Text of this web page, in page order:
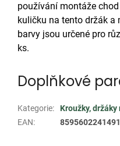
používání montáže
kuličku na tento držák a
barvy jsou určené pro
ks.
Doplňkové
Kategorie:
Kroužky, držáky
EAN: 8595602241491